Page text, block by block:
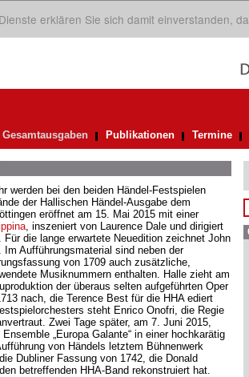
erklären Sie sich damit einverstanden,
Gesamtausgaben Publikationen Termine
werden bei den beiden Händel-Festspielen
der Hallischen Händel-Ausgabe dem
eröffnet am 15. Mai 2015 mit einer
, inszeniert von Laurence Dale und dirigiert
die lange erwartete Neuedition zeichnet John
Aufführungsmaterial sind neben der
von 1709 auch zusätzliche,
Musiknummern enthalten. Halle zieht am
der überaus selten aufgeführten Oper
nach, die Terence Best für die HHA ediert
steht Enrico Onofri, die Regie
Zwei Tage später, am 7. Juni 2015,
„Europa Galante“ in einer hochkarätig
von Händels letztem Bühnenwerk
Dubliner Fassung von 1742, die Donald
betreffenden HHA-Band rekonstruiert hat.